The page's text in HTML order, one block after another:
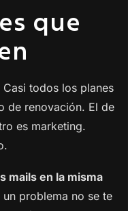
que
Casi todos los planes
de renovación. El de
es marketing.
mails en la misma
problema no se te